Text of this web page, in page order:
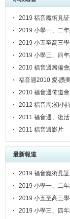
2019 福音魔術見
2019 小學一、二
2019 小五至高三
職員靈修會
2019 小學三、四
2010 福音週籌備
福音週2010 愛‧讚
2010 福音週佈道會
2012 福音周:初小
2011 福音週、復
2011 福音週影片
最新報道
2019 福音魔術見
2019 小學一、二
2019 小五至高三
2019 小學三、四